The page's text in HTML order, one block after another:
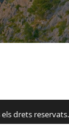
drets reservats.